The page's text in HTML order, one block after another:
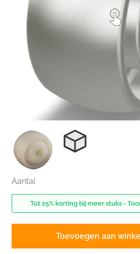
Aantal
Tot 25% korting bij meer stuks -
Toevoegen aan